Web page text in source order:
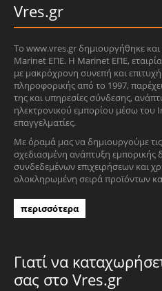
Vres.gr
Το www.vres.gr δημιουργήθηκε και
Marinet ΕΠΕ. Η Marinet ΕΠΕ,
με μακρόχρονη συνεπή και
πληροφορικής από το 1997,
της και υπηρεσίες σύνδεσης,
ηλεκτρονικού εμπορίου μέσω του
επαγγελματίες.
Με όραμά μας να δημιουργούμε τις
σχεδιασμένη ανάπτυξη εμπορικής
συνδεδεμένων επιχειρήσεων και
ολοκληρωμένη σειρά προϊόντων
περισσότερα
Γιατί να
σας στο Vres.gr